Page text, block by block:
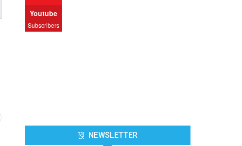
Youtube
Subscribers
NEWSLETTER